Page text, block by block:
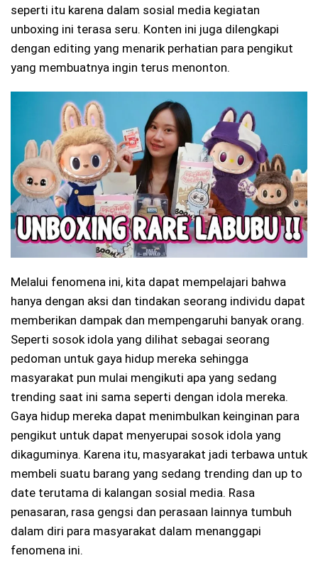
seperti itu karena dalam sosial media kegiatan
unboxing ini terasa seru. Konten ini juga dilengkapi
dengan editing yang menarik perhatian para pengikut
yang membuatnya ingin terus menonton.
Melalui fenomena ini, kita dapat mempelajari bahwa
hanya dengan aksi dan tindakan seorang individu dapat
memberikan dampak dan mempengaruhi banyak orang.
Seperti sosok idola yang dilihat sebagai seorang
pedoman untuk gaya hidup mereka sehingga
masyarakat pun mulai mengikuti apa yang sedang
trending saat ini sama seperti dengan idola mereka.
Gaya hidup mereka dapat menimbulkan keinginan para
pengikut untuk dapat menyerupai sosok idola yang
dikaguminya. Karena itu, masyarakat jadi terbawa untuk
membeli suatu barang yang sedang trending dan up to
date terutama di kalangan sosial media. Rasa
penasaran, rasa gengsi dan perasaan lainnya tumbuh
dalam diri para masyarakat dalam menanggapi
fenomena ini.